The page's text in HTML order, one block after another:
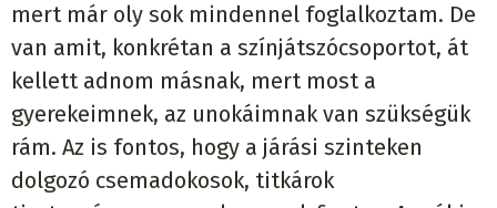
mert már oly sok mindennel foglalkoztam. De
van amit, konkrétan a színjátszócsoportot, át
kellett adnom másnak, mert most a
gyerekeimnek, az unokáimnak van szükségük
rám. Az is fontos, hogy a járási szinteken
dolgozó csemadokosok, titkárok